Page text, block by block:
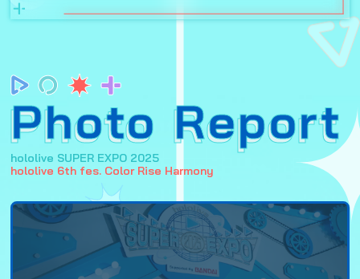
Photo Report
hololive SUPER EXPO 2025
hololive 6th fes. Color Rise Harmony